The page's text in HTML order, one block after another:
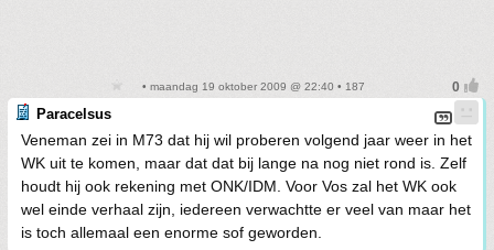
• maandag 19 oktober 2009 @ 22:40 • 187
Paracelsus
Veneman zei in M73 dat hij wil proberen volgend jaar weer in het
WK uit te komen, maar dat dat bij lange na nog niet rond is. Zelf
houdt hij ook rekening met ONK/IDM. Voor Vos zal het WK ook
wel einde verhaal zijn, iedereen verwachtte er veel van maar het
is toch allemaal een enorme sof geworden.